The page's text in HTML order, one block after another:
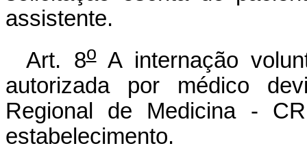
assistente.
Art. 8oA internação
autorizada por médico
Regional de Medicina -
estabelecimento.